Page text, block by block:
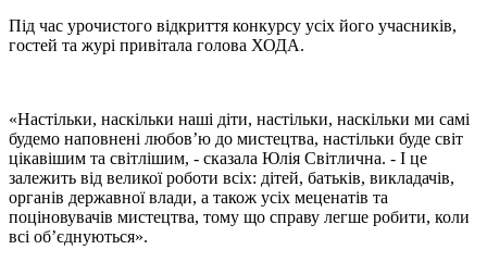
Під час урочистого відкриття конкурсу усіх його учасників,
гостей та журі привітала голова ХОДА.
«Настільки, наскільки наші діти, настільки, наскільки ми самі
будемо наповнені любов’ю до мистецтва, настільки буде світ
цікавішим та світлішим, - сказала Юлія Світлична. - І це
залежить від великої роботи всіх: дітей, батьків, викладачів,
органів державної влади, а також усіх меценатів та
поціновувачів мистецтва, тому що справу легше робити, коли
всі об’єднуються».